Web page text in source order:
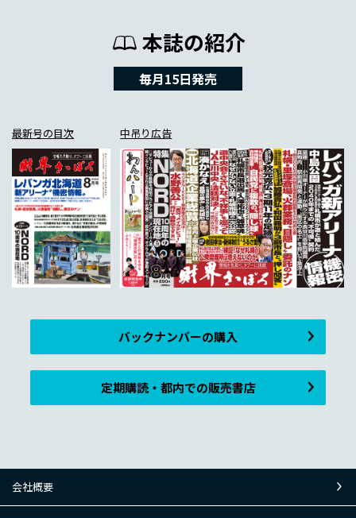
本誌の紹介
毎月15日発売
最新号の目次 中吊り広告
バックナンバーの購入
定期購読・都内での販売書店
会社概要